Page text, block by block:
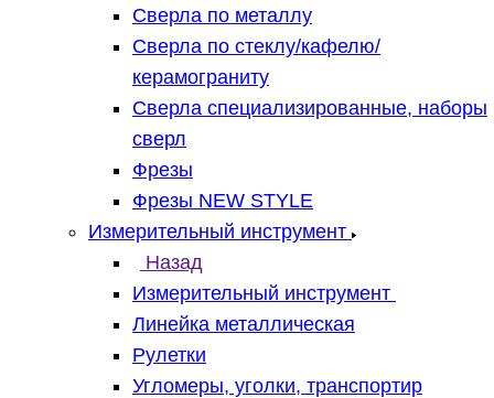
Сверла по металлу
Сверла по стеклу/кафелю/
керамограниту
Сверла специализированные, наборы
сверл
Фрезы
Фрезы NEW STYLE
Измерительный инструмент
Назад
Измерительный инструмент
Линейка металлическая
Рулетки
Угломеры, уголки, транспортир